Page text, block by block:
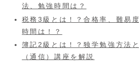
法、勉強時間は？
税務3級とは！？合格率、難易
時間は！？
簿記2級とは！？独学勉強方法
（通信）講座を解説